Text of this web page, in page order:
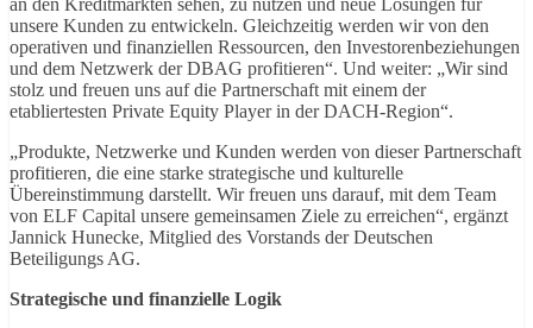
an den Kreditmärkten sehen, zu nutzen und neue Lösungen für
unsere Kunden zu entwickeln. Gleichzeitig werden wir von den
operativen und finanziellen Ressourcen, den Investorenbeziehungen
und dem Netzwerk der DBAG profitieren“. Und weiter: „Wir sind
stolz und freuen uns auf die Partnerschaft mit einem der
etabliertesten Private Equity Player in der DACH-Region“.
„Produkte, Netzwerke und Kunden werden von dieser Partnerschaft
profitieren, die eine starke strategische und kulturelle
Übereinstimmung darstellt. Wir freuen uns darauf, mit dem Team
von ELF Capital unsere gemeinsamen Ziele zu erreichen“, ergänzt
Jannick Hunecke, Mitglied des Vorstands der Deutschen
Beteiligungs AG.
Strategische und finanzielle Logik